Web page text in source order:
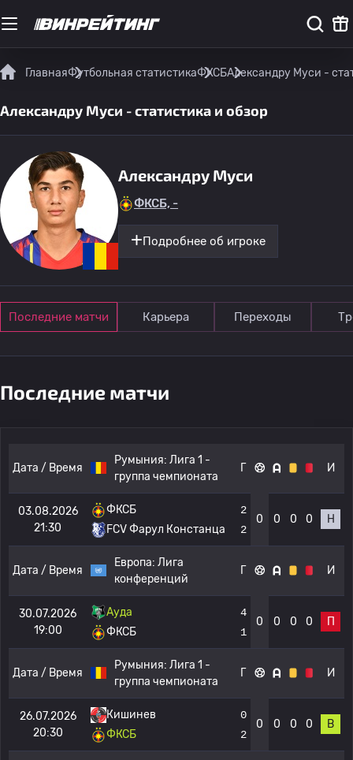
ГлавнаяФутбольная статистикаФКСБАлександру Муси -
Александру Муси - статистика и обзор
Александру Муси
ФКСБ, -
Подробнее об игроке
Последние матчи Карьера Переходы
Последние матчи
Дата / Время
Румыния: Лига 1 -
группа чемпионата
Г И
03.08.2026
21:30
ФКСБ
FCV Фарул Констанца
2
2
0 0 0 0 Н
Дата / Время
Европа: Лига
конференций
Г И
30.07.2026
19:00
Ауда
ФКСБ
4
1
0 0 0 0 П
Дата / Время
Румыния: Лига 1 -
группа чемпионата
Г И
26.07.2026
20:30
Кишинев
ФКСБ
0
2
0 0 0 0 В